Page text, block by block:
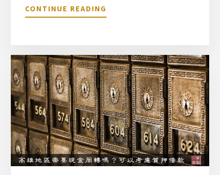
CONTINUE READING
於
2
0
2
0
新
款
S
U
B
M
A